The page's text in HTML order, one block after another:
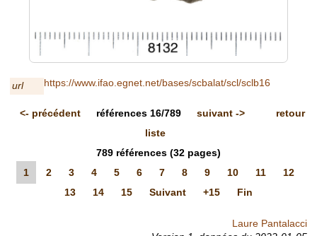
url https://www.ifao.egnet.net/bases/scbalat/scl/sclb16
<- précédent références16/789 suivant->
retour
liste
789 références (32 pages)
1
2 3 4 5 6 7 8 9 10 11
12
13
14 15 Suivant +15 Fin
Laure Pantalacci